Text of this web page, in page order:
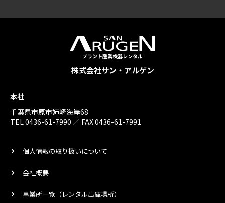
プラント産業機器レンタル
株式会社サン・アルゲン
本社
千葉県市原市姉崎海岸68
TEL 0436-61-7990 ／ FAX 0436-61-7991
個人情報の取り扱いについて
会社概要
事業所一覧（レンタル出庫場所）